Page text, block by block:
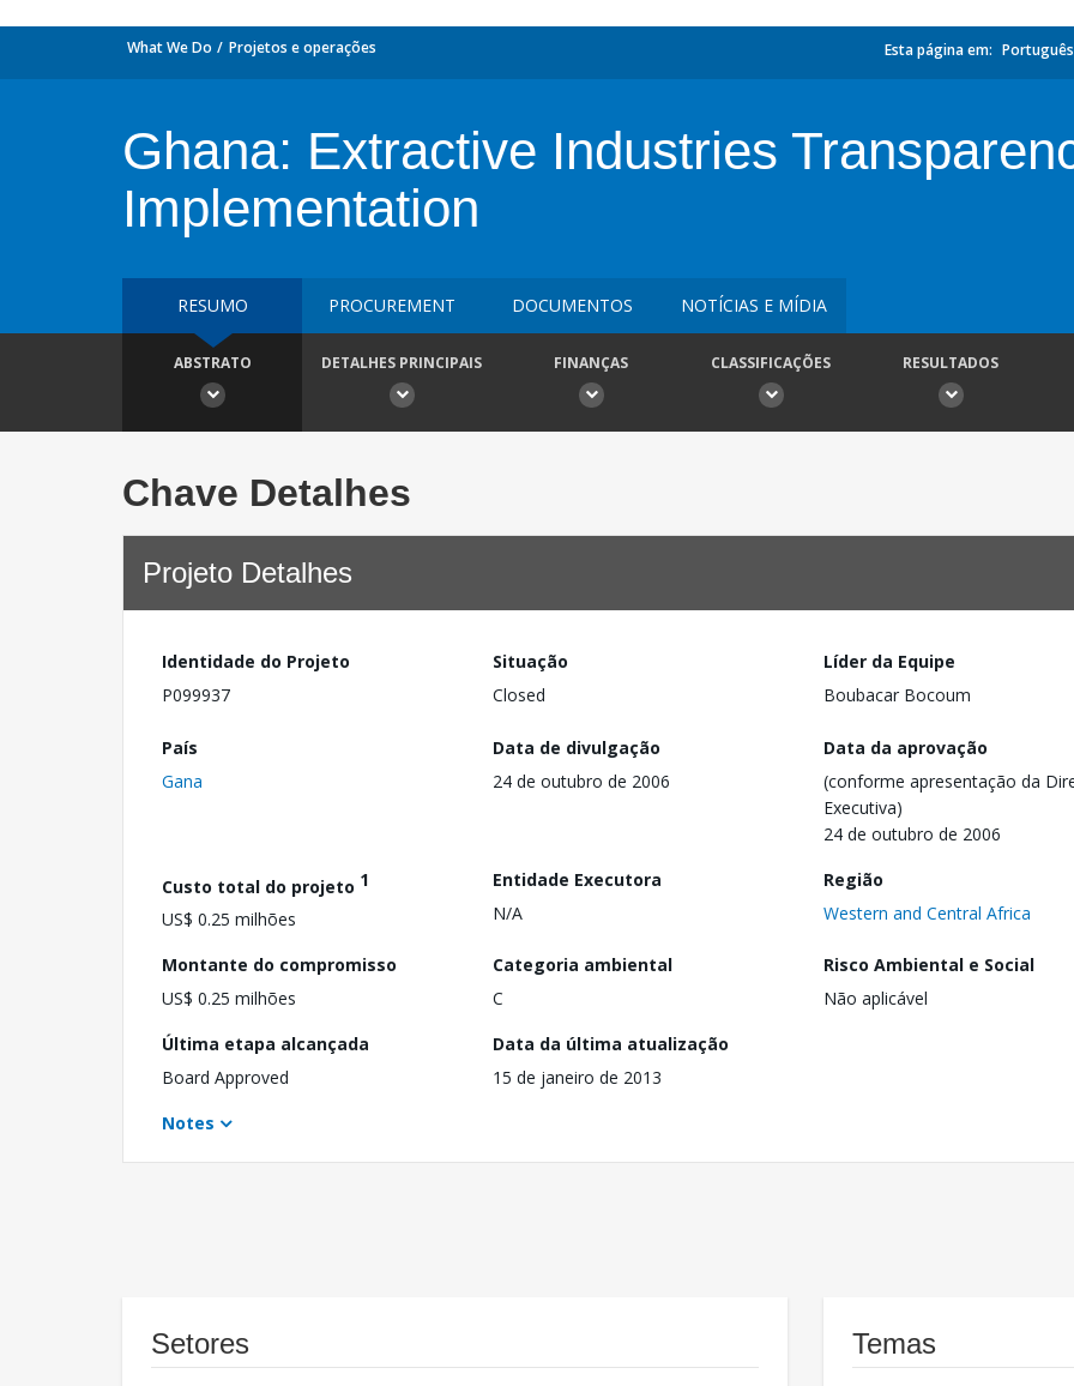
What We Do Projetos e operações Esta página em: Português
Ghana: Extractive Industries
Implementation
RESUMO PROCUREMENT DOCUMENTOS NOTÍCIAS E MÍDIA
ABSTRATO DETALHES PRINCIPAIS FINANÇAS CLASSIFICAÇÕES RESULTADOS
Chave Detalhes
Projeto Detalhes
Identidade do Projeto
P099937
Situação
Closed
Líder da Equipe
Boubacar Bocoum
País
Gana
Data de divulgação
24 de outubro de 2006
Data da aprovação
(conforme apresentação da
Executiva)
24 de outubro de 2006
Custo total do projeto 1
US$ 0.25 milhões
Entidade Executora
N/A
Região
Western and Central Africa
Montante do compromisso
US$ 0.25 milhões
Categoria ambiental
C
Risco Ambiental e Social
Não aplicável
Última etapa alcançada
Board Approved
Data da última atualização
15 de janeiro de 2013
Notes
Setores Temas